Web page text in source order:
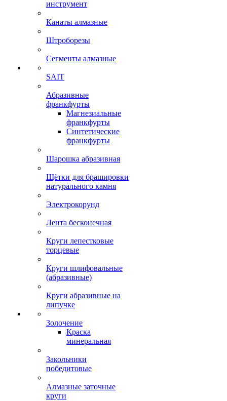
инструмент
Канаты алмазные
Штроборезы
Сегменты алмазные
SAIT
Абразивные
франкфурты
Магнезиальные
франкфурты
Синтетические
франкфурты
Шарошка абразивная
Щётки для брашировки
натурального камня
Электрокорунд
Лента бесконечная
Круги лепестковые
торцевые
Круги шлифовальные
(абразивные)
Круги абразивные на
липучке
Золочение
Краска
минеральная
Закольники
победитовые
Алмазные заточные
круги